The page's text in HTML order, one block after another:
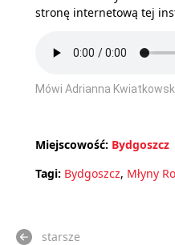
stronę internetową tej
Mówi Adrianna
Miejscowość: Bydgoszcz
Tagi: Bydgoszcz, Młyny
starsze